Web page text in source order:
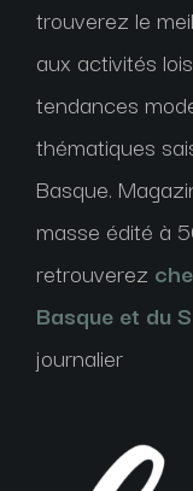
trouverez le
aux activités
tendances
thématiques
Basque.
masse édité à
retrouverez
Basque et du
journalier